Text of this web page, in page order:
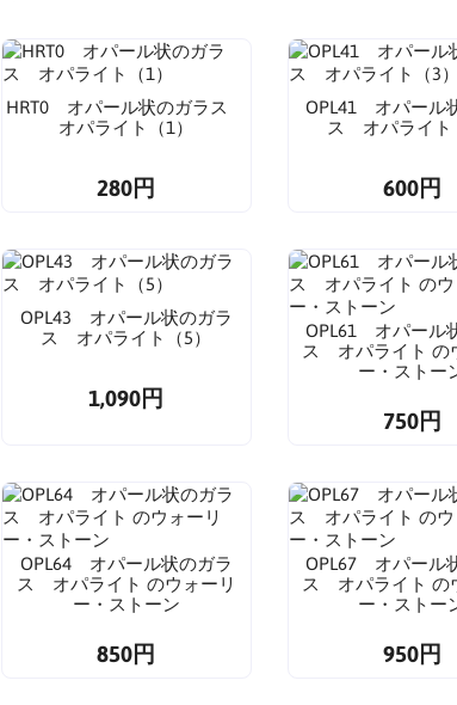
HRT0 オパール状のガラス
オパライト（1）
280円
OPL41 オパール
ス オパライト
600円
OPL43 オパール状のガラ
ス オパライト（5）
1,090円
OPL61 オパール
ス オパライト の
ー・ストー
750円
OPL64 オパール状のガラ
ス オパライト のウォーリ
ー・ストーン
850円
OPL67 オパール
ス オパライト の
ー・ストー
950円